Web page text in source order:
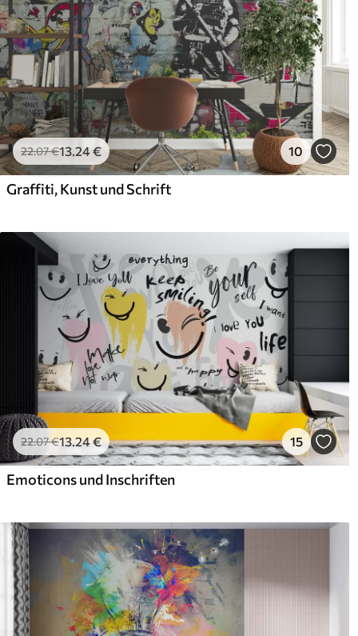
22.07€13.24€ 10
Graffiti, Kunst und Schrift
22.07€13.24€ 15
Emoticons und Inschriften